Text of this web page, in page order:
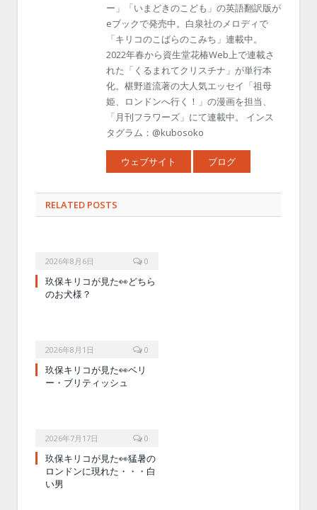
ー」「いまどきのこども」の英語翻訳版が
eブックで発売中。白泉社のメロディで
「キリコのこばらのこみち」連載中。
2022年春から資生堂花椿Web上で連載さ
れた「くるまれてクリスチナ」が単行本
化。椹野道流著の大人気エッセイ「祖母
姫、ロンドンへ行く！」の漫画を担当、
「月刊フラワーズ」にて連載中。 インス
タグラム：@kubosoko
ウェブサイト ブログ
RELATED POSTS
2026年8月6日 0
玖保キリコが見た👀どちら
のお犬様？
2026年8月1日 0
玖保キリコが見た👀ベリ
ー・ブリティッシュ
2026年7月17日 0
玖保キリコが見た👀猛暑の
ロンドンに現れた・・・白
い男